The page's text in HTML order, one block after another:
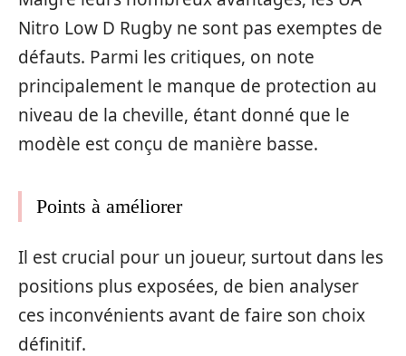
Nitro Low D Rugby ne sont pas exemptes de
défauts. Parmi les critiques, on note
principalement le manque de protection au
niveau de la cheville, étant donné que le
modèle est conçu de manière basse.
Points à améliorer
Il est crucial pour un joueur, surtout dans les
positions plus exposées, de bien analyser
ces inconvénients avant de faire son choix
définitif.